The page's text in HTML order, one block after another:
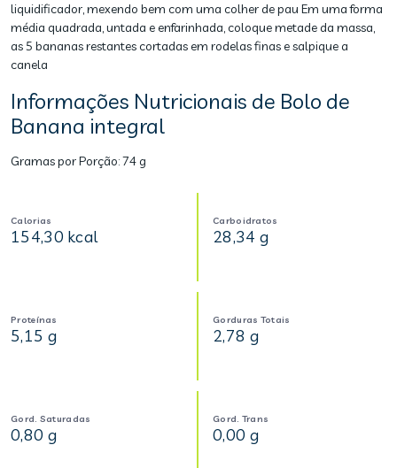
liquidificador, mexendo bem com uma colher de pau Em uma forma
média quadrada, untada e enfarinhada, coloque metade da massa,
as 5 bananas restantes cortadas em rodelas finas e salpique a
canela
Informações Nutricionais de Bolo de
Banana integral
Gramas por Porção:74 g
Calorias
154,30 kcal
Carboidratos
28,34 g
Proteínas
5,15 g
Gorduras Totais
2,78 g
Gord. Saturadas
0,80 g
Gord. Trans
0,00 g